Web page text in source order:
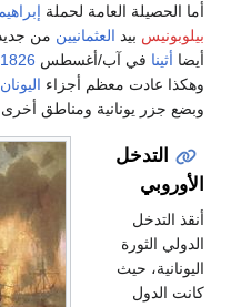
أما الحصيلة العامة لحملة
بيلوبونيس بيد العثمانيين من
أيضا أثينا في آب/أغسطس 1826
وهكذا عادت معظم أجزاء اليونان
وبضع جزر يونانية ومناطق أخرى
التدخل
الأوروبي
أنقذ التدخل
الدولي الثورة
اليونانية، حيث
كانت الدول